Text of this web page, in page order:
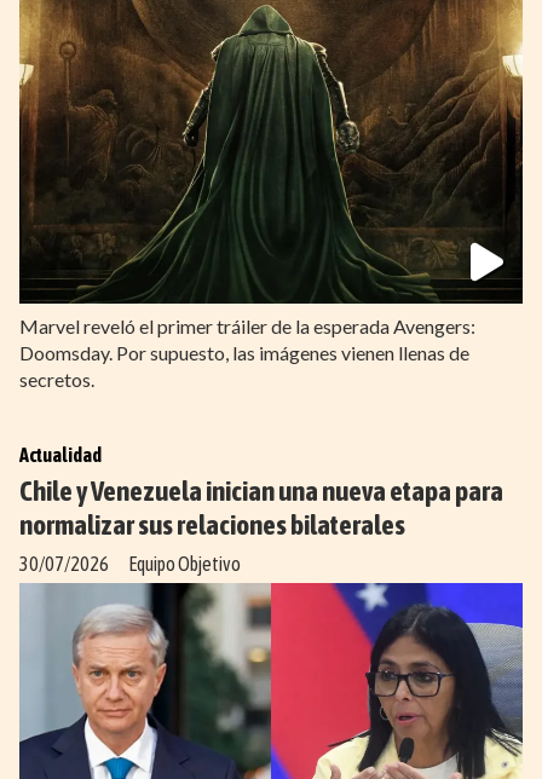
Marvel reveló el primer tráiler de la esperada Avengers:
Doomsday. Por supuesto, las imágenes vienen llenas de
secretos.
Chile y Venezuela inician una nueva etapa para
normalizar sus relaciones bilaterales
Equipo Objetivo
Actualidad
30/07/2026